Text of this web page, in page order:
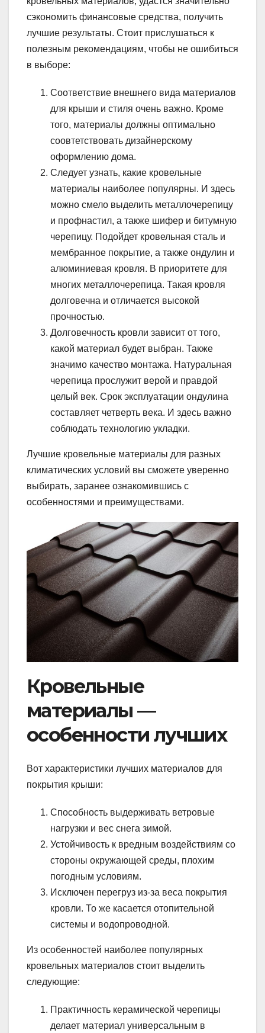
сэкономить финансовые средства, получить
лучшие результаты. Стоит прислушаться к
полезным рекомендациям, чтобы не ошибиться
в выборе:
Соответствие внешнего вида материалов
для крыши и стиля очень важно. Кроме
того, материалы должны оптимально
соовтетствовать дизайнерскому
оформлению дома.
Следует узнать, какие кровельные
материалы наиболее популярны. И здесь
можно смело выделить металлочерепицу
и профнастил, а также шифер и битумную
черепицу. Подойдет кровельная сталь и
мембранное покрытие, а также ондулин и
алюминиевая кровля. В приоритете для
многих металлочерепица. Такая кровля
долговечна и отличается высокой
прочностью.
Долговечность кровли зависит от того,
какой материал будет выбран. Также
значимо качество монтажа. Натуральная
черепица прослужит верой и правдой
целый век. Срок эксплуатации ондулина
составляет четверть века. И здесь важно
соблюдать технологию укладки.
Лучшие кровельные материалы для разных
климатических условий вы сможете уверенно
выбирать, заранее ознакомившись с
особенностями и преимуществами.
Кровельные
материалы —
особенности лучших
Вот характеристики лучших материалов для
покрытия крыши:
Способность выдерживать ветровые
нагрузки и вес снега зимой.
Устойчивость к вредным воздействиям со
стороны окружающей среды, плохим
погодным условиям.
Исключен перегруз из-за веса покрытия
кровли. То же касается отопительной
системы и водопроводной.
Из особенностей наиболее популярных
кровельных материалов стоит выделить
следующие:
Практичность керамической черепицы
делает материал универсальным в